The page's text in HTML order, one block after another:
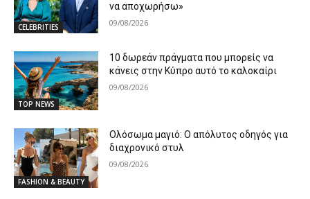
CELEBRITIES
να αποχωρήσω»
09/08/2026
TOP NEWS
10 δωρεάν πράγματα που μπορείς να
κάνεις στην Κύπρο αυτό το καλοκαίρι
09/08/2026
FASHION & BEAUTY
Ολόσωμα μαγιό: Ο απόλυτος οδηγός για
διαχρονικό στυλ
09/08/2026